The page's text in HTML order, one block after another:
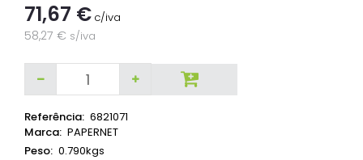
71,67 € c/iva
58,27 € s/iva
Referência: 6821071
Marca: PAPERNET
Peso: 0.790kgs